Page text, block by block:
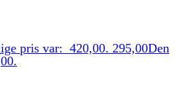
pris var: 420,00. 295,00Den